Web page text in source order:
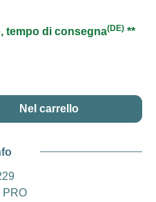
tempo di consegna(DE) **
inserisci la quantità
Nel carrello
PRO